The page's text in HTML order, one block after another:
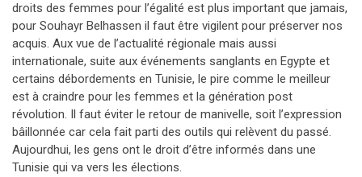
droits des femmes pour l’égalité est plus important que jamais,
pour Souhayr Belhassen il faut être vigilent pour préserver nos
acquis. Aux vue de l’actualité régionale mais aussi
internationale, suite aux événements sanglants en Egypte et
certains débordements en Tunisie, le pire comme le meilleur
est à craindre pour les femmes et la génération post
révolution. Il faut éviter le retour de manivelle, soit l’expression
bâillonnée car cela fait parti des outils qui relèvent du passé.
Aujourdhui, les gens ont le droit d’être informés dans une
Tunisie qui va vers les élections.